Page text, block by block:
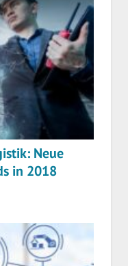
Neue
in 2018